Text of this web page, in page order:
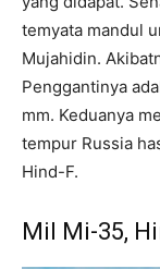
temyata mandul
Mujahidin.
Penggantinya
mm. Keduanya
tempur Russia
Hind-F.
Mil Mi-35,